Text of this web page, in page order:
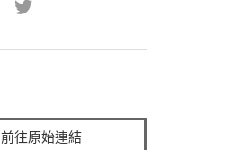
前往原始連結